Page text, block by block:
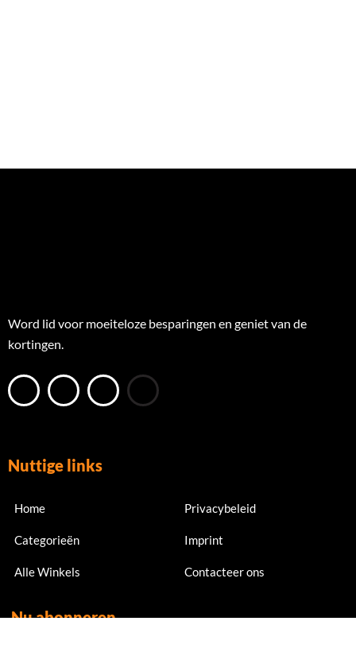
Word lid voor moeiteloze besparingen en geniet van de
kortingen.
Nuttige links
Home
Categorieën
Alle Winkels
Privacybeleid
Imprint
Contacteer ons
Nu abonneren